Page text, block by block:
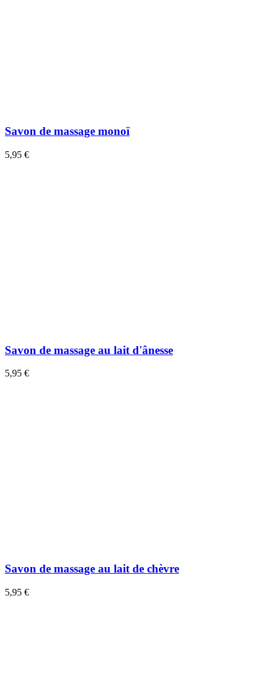
Savon de massage monoï
5,95 €
Savon de massage au lait d'ânesse
5,95 €
Savon de massage au lait de chèvre
5,95 €